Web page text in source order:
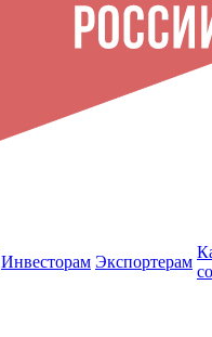
Инвесторам Экспортерам